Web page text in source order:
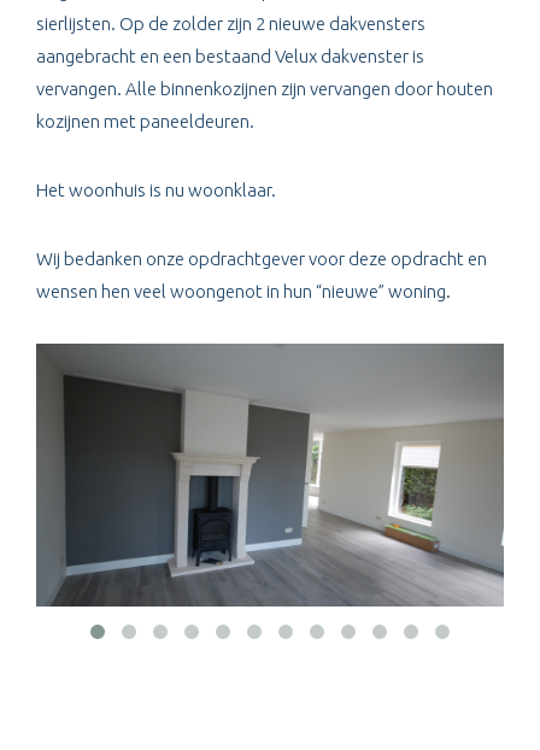
sierlijsten. Op de zolder zijn 2 nieuwe dakvensters
aangebracht en een bestaand Velux dakvenster is
vervangen. Alle binnenkozijnen zijn vervangen door houten
kozijnen met paneeldeuren.
Het woonhuis is nu woonklaar.
Wij bedanken onze opdrachtgever voor deze opdracht en
wensen hen veel woongenot in hun “nieuwe” woning.